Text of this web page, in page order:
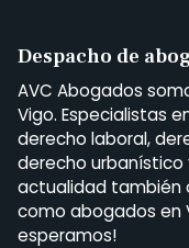
Despacho de
AVC Abogados
Vigo. Especialistas
derecho laboral,
derecho urbanístico
actualidad también
como abogados en
esperamos!